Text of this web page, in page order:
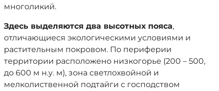
многоликий.
Здесь выделяются два высотных пояса,
отличающиеся экологическими условиями и
растительным покровом. По периферии
территории расположено низкогорье (200 – 500,
до 600 м н.у. м), зона светлохвойной и
мелколиственной подтайги с господством